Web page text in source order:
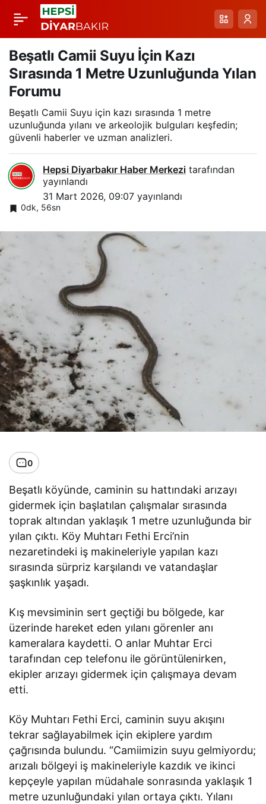
Beşatlı Camii Suyu İçin Kazı
Sırasında 1 Metre Uzunluğunda Yılan
Forumu
Beşatlı Camii Suyu için kazı sırasında 1 metre
uzunluğunda yılanı ve arkeolojik bulguları keşfedin;
güvenli haberler ve uzman analizleri.
Hepsi Diyarbakır Haber Merkezi tarafından
yayınlandı
31 Mart 2026, 09:07 yayınlandı
0dk, 56sn
0
Beşatlı köyünde, caminin su hattındaki arızayı
gidermek için başlatılan çalışmalar sırasında
toprak altından yaklaşık 1 metre uzunluğunda bir
yılan çıktı. Köy Muhtarı Fethi Erci’nin
nezaretindeki iş makineleriyle yapılan kazı
sırasında sürpriz karşılandı ve vatandaşlar
şaşkınlık yaşadı.
Kış mevsiminin sert geçtiği bu bölgede, kar
üzerinde hareket eden yılanı görenler anı
kameralara kaydetti. O anlar Muhtar Erci
tarafından cep telefonu ile görüntülenirken,
ekipler arızayı gidermek için çalışmaya devam
etti.
Köy Muhtarı Fethi Erci, caminin suyu akışını
tekrar sağlayabilmek için ekiplere yardım
çağrısında bulundu. “Camiimizin suyu gelmiyordu;
arızalı bölgeyi iş makineleriyle kazdık ve ikinci
kepçeyle yapılan müdahale sonrasında yaklaşık 1
metre uzunluğundaki yılan ortaya çıktı. Yılanı
Arıcak Sığında Yağış
Sonrası Sori Şelalesi
Coştu: Anlar Cep
Telinde
Paylaş